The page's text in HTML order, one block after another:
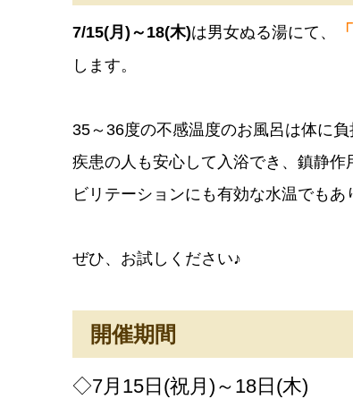
7/15(月)～18(木)は男女ぬる湯にて、
します。
35～36度の不感温度のお風呂は体に
疾患の人も安心して入浴でき、鎮静
ビリテーションにも有効な水温でもあ
ぜひ、お試しください♪
開催期間
◇7月15日(祝月)～18日(木)